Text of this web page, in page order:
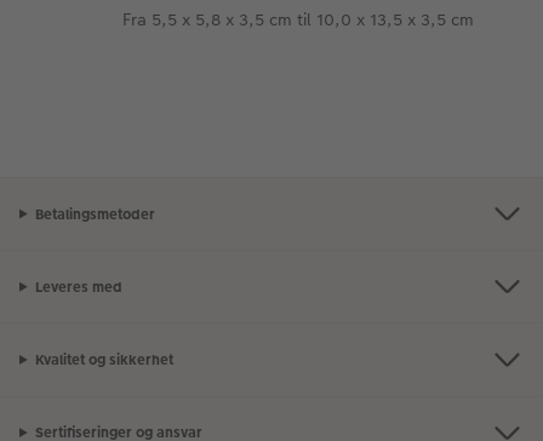
Fra 5,5 x 5,8 x 3,5 cm til 10,0 x 13,5 x 3,5 cm
Betalingsmetoder
Leveres med
Kvalitet og sikkerhet
Sertifiseringer og ansvar